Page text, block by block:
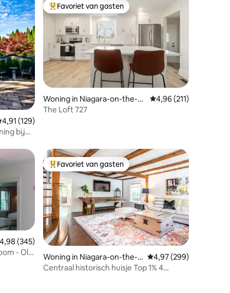
beoordeling van 4,91 op 5, 129 recensies
4,91 (129)
bij
Topfavoriet van gasten
Favoriet van gasten
Woning in Niagara-on-the-La
ke
Gemiddelde
4,96 (211)
The Loft 727
beoordeling van 4,98 op 5, 345 recensies
4,98 (345)
- Old
Topfavoriet van gasten
Favoriet van gasten
Woning in Niagara-on-the-L
ake
Gemiddelde
4,97 (299)
Centraal historisch huisje Top 1% 4